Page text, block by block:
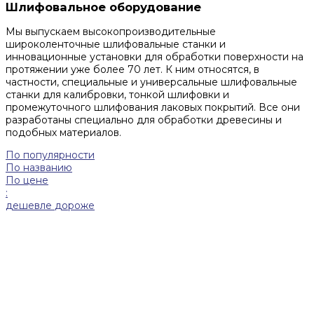
Шлифовальное оборудование
Мы выпускаем высокопроизводительные
широколенточные шлифовальные станки и
инновационные установки для обработки поверхности на
протяжении уже более 70 лет. К ним относятся, в
частности, специальные и универсальные шлифовальные
станки для калибровки, тонкой шлифовки и
промежуточного шлифования лаковых покрытий. Все они
разработаны специально для обработки древесины и
подобных материалов.
По популярности
По названию
По цене
:
дешевле дороже